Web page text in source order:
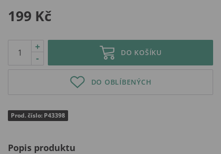
199 Kč
-
+
DO KOŠÍKU
DO OBLÍBENÝCH
Prod. číslo: P43398
Popis produktu